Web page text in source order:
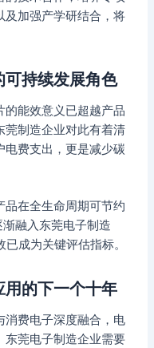
及加强产学研结合，将
可持续发展角色
的能效意义已超越产品
莞制造企业对此有着清
电费支出，更是减少碳
品在全生命周期可节约
融入东莞电子制造
成为关键评估指标。
用的下一个十年
消费电子深度融合，电
东莞电子制造企业需要